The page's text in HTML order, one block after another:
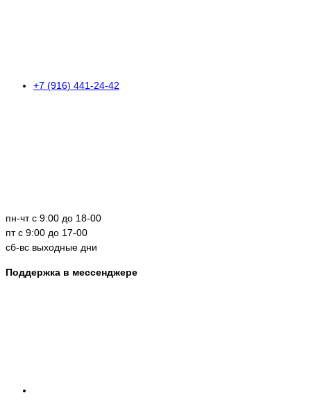
+7 (916) 441-24-42
пн-чт с 9:00 до 18-00
пт с 9:00 до 17-00
сб-вс выходные дни
Поддержка в мессенджере